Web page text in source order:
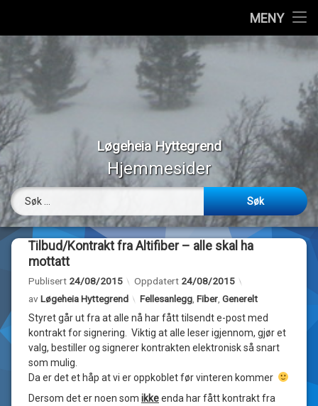
MENY
Vedtekter
Styremedlemmer
Medlemmer
Værmeldinger
Panoramabilder
Bilder
Webkamera
Om…
til
innhold
Løgeheia Hyttegrend
Hjemmesider
Tilbud/Kontrakt fra Altifiber – alle skal ha
mottatt
Publisert 24/08/2015 Oppdatert 24/08/2015
avLøgeheia Hyttegrend Kategorier:
Fellesanlegg Fiber Generelt
Styret går ut fra at alle nå har fått tilsendt e-post med
kontrakt for signering. Viktig at alle leser igjennom, gjør et
valg, bestiller og signerer kontrakten elektronisk så snart
som mulig.
Da er det et håp at vi er oppkoblet før vinteren kommer
Dersom det er noen som ikkeenda har fått kontrakt fra